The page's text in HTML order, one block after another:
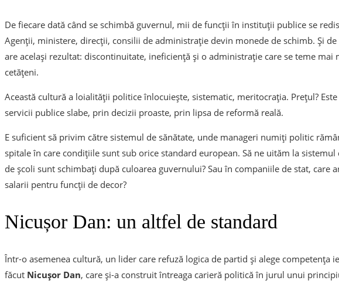
De fiecare dată când se schimbă guvernul, mii de funcții în instituții publice se
Agenții, ministere, direcții, consilii de administrație devin monede de schimb. Și de
are același rezultat: discontinuitate, ineficiență și o administrație care se teme mai
cetățeni.
Această cultură a loialității politice înlocuiește, sistematic, meritocrația. Prețul?
servicii publice slabe, prin decizii proaste, prin lipsa de reformă reală.
E suficient să privim către sistemul de sănătate, unde manageri numiți politic
spitale în care condițiile sunt sub orice standard european. Să ne uităm la
de școli sunt schimbați după culoarea guvernului? Sau în companiile de stat, care
salarii pentru funcții de decor?
Nicușor Dan: un altfel de standard
Într-o asemenea cultură, un lider care refuză logica de partid și alege competența
făcut Nicușor Dan, care și-a construit întreaga carieră politică în jurul unui